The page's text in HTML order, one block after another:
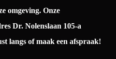
omgeving. Onze
Dr. Nolenslaan 105-a
langs of maak een afspraak!